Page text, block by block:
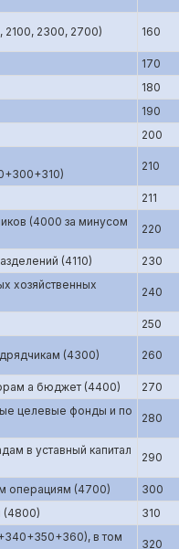
2100, 2300, 2700) 160
170
180
190
200
210
211
(4000 за минусом
220
(4110)
230
хозяйственных
240
250
(4300) 260
а бюджет (4400)
270
целевые фонды и по
280
в уставный капитал
290
операциям (4700)
300
(4800)
310
в том
320